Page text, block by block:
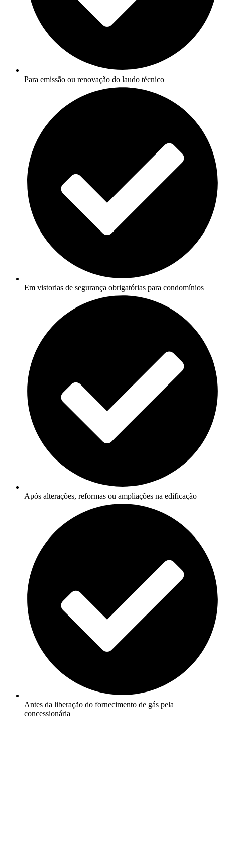
Para emissão ou renovação do laudo técnico
Em vistorias de segurança obrigatórias para condomínios
Após alterações, reformas ou ampliações na edificação
Antes da liberação do fornecimento de gás pela
concessionária